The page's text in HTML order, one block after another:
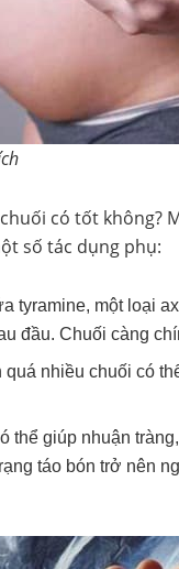
có tốt không?
số tác dụng phụ:
tyramine, một loại
đầu. Chuối càng
nhiều chuối có
thể giúp nhuận
táo bón trở nên